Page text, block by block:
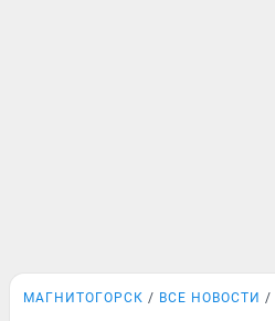
МАГНИТОГОРСК ВСЕ НОВОСТИ